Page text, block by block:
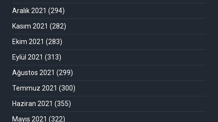
Aralık 2021 (294)
Kasım 2021 (282)
Ekim 2021 (283)
Eylül 2021 (313)
Ağustos 2021 (299)
Temmuz 2021 (300)
Haziran 2021 (355)
Mayıs 2021 (322)